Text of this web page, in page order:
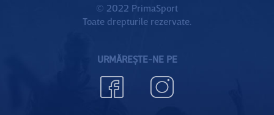
© 2022 PrimaSport
Toate drepturile rezervate.
URMĂREȘTE-NE PE